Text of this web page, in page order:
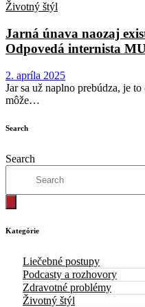
Životný štýl
Jarná únava naozaj
Odpovedá internista
2. apríla 2025
Jar sa už naplno prebúdza, je
môže…
Search
Search
Kategórie
Liečebné postupy
Podcasty a rozhovory
Zdravotné problémy
Životný štýl